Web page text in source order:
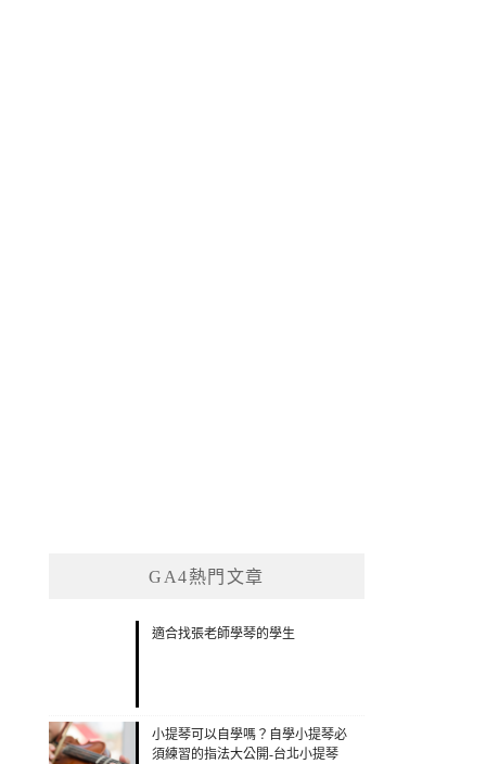
GA4熱門文章
適合找張老師學琴的學生
小提琴可以自學嗎？自學小提琴必
須練習的指法大公開-台北小提琴